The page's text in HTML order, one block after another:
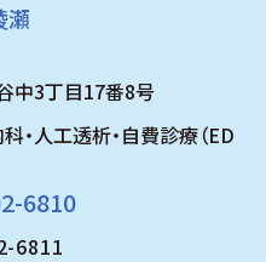
瀬
中3丁目17番8号
・人工透析・自費診療（ED
6810
6811